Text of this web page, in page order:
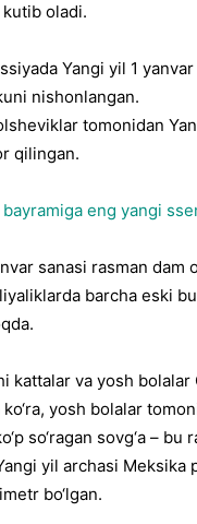
oladi.
Yangi yil 1
nishonlangan.
tomonidan
qilingan.
eng yangi
sanasi rasman dam
barcha eski
kattalar va yosh
yosh bolalar
so‘ragan sovg‘a –
yil archasi
bo‘lgan.